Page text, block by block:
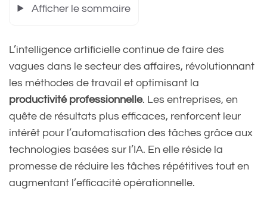
Afficher le sommaire
L’intelligence artificielle continue de faire des
vagues dans le secteur des affaires, révolutionnant
les méthodes de travail et optimisant la
productivité professionnelle. Les entreprises, en
quête de résultats plus efficaces, renforcent leur
intérêt pour l’automatisation des tâches grâce aux
technologies basées sur l’IA. En elle réside la
promesse de réduire les tâches répétitives tout en
augmentant l’efficacité opérationnelle.